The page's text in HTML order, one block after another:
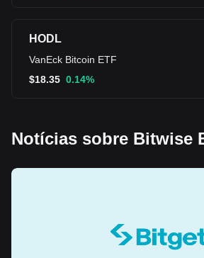
HODL
VanEck Bitcoin ETF
$18.35 0.14%
Notícias sobre Bitwise